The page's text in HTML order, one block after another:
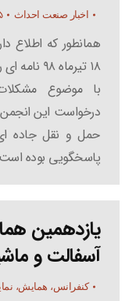
اخبار صنعت احداث
همانطور که اطلاع
۱۸
با موضوع
درخواست این انجمن
حمل و نقل جاده
پاسخگویی بوده
یازدهمین
آسفالت و
کنفرانس، همایش،